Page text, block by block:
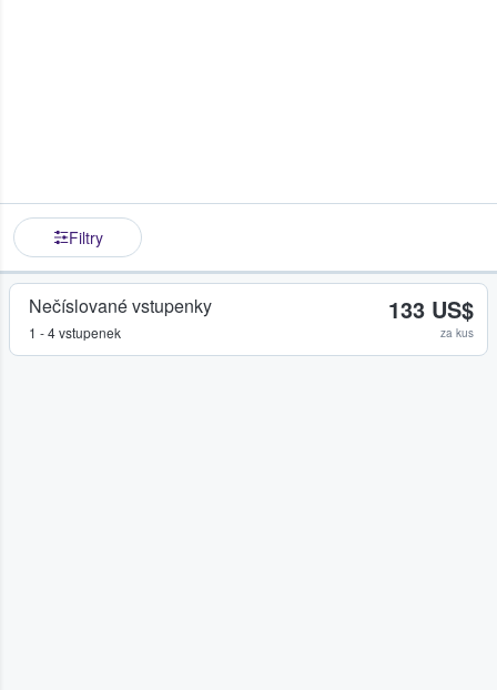
Filtry
Nečíslované vstupenky
1 - 4 vstupenek
133 US$
za kus